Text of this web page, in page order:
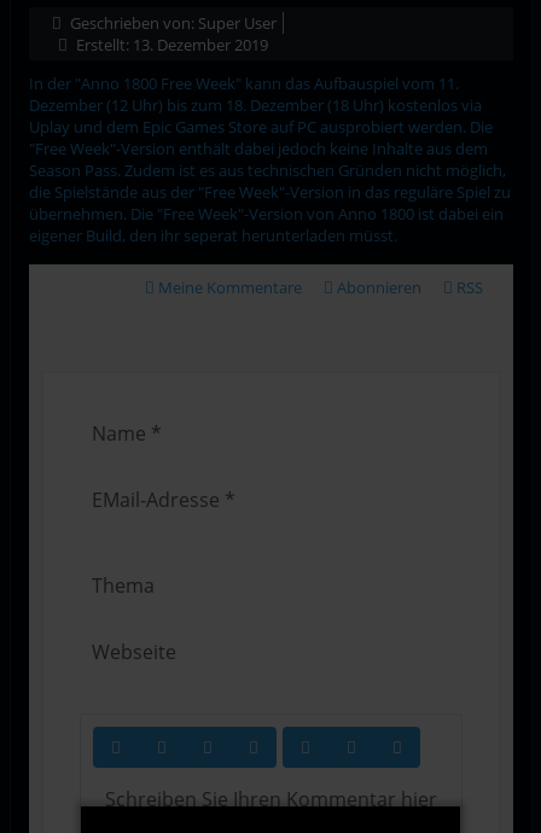
Geschrieben von: Super User
Erstellt: 13. Dezember 2019
In der "Anno 1800 Free Week" kann das Aufbauspiel vom 11.
Dezember (12 Uhr) bis zum 18. Dezember (18 Uhr) kostenlos via
Uplay und dem Epic Games Store auf PC ausprobiert werden. Die
"Free Week"-Version enthält dabei jedoch keine Inhalte aus dem
Season Pass. Zudem ist es aus technischen Gründen nicht möglich,
die Spielstände aus der "Free Week"-Version in das reguläre Spiel zu
übernehmen. Die "Free Week"-Version von Anno 1800 ist dabei ein
eigener Build, den ihr seperat herunterladen müsst.
Meine Kommentare Abonnieren RSS